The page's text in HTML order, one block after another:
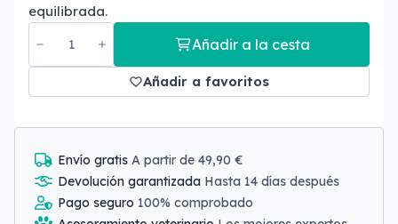
equilibrada.
Añadir a la cesta
Añadir a favoritos
Envío gratis A partir de 49,90 €
Devolución garantizada Hasta 14 días después
Pago seguro 100% comprobado